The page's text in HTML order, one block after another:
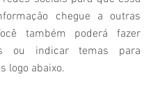
chegue a outras
também poderá fazer
ou indicar temas para
logo abaixo.